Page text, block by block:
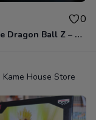
0
Figurine Dragon Ball Z – Gotenks SSJ & Ghost – Ichiban Kuji Dragon History II (Lot D) – Banpresto / Bandai Spirits – Officielle Import Japon
Kame House Store